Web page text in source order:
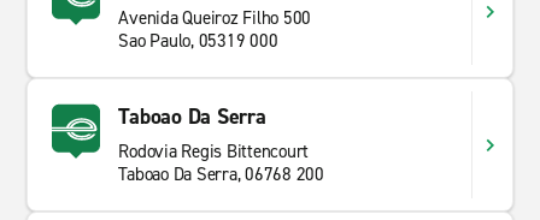
Avenida Queiroz Filho 500
Sao Paulo, 05319 000
Taboao Da Serra
Rodovia Regis Bittencourt
Taboao Da Serra, 06768 200